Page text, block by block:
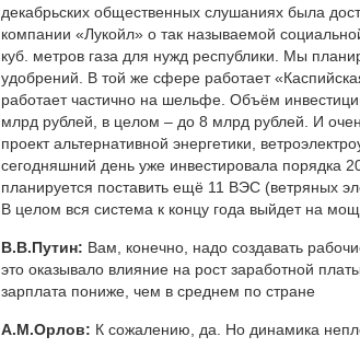
декабрьских общественных слушаниях была
компании «Лукойл» о так называемой
куб. метров газа для нужд республики. Мы
удобрений. В той же сфере работает
работает частично на шельфе. Объём
млрд рублей, в целом – до 8 млрд рублей. И
проект альтернативной энергетики,
сегодняшний день уже инвестировала порядка
планируется поставить ещё 11 ВЭС (ветряных
В целом вся система к концу года выйдет на
В.В.Путин: Вам, конечно, надо создавать
это оказывало влияние на рост заработной
зарплата пониже, чем в среднем по стране
А.М.Орлов: К сожалению, да. Но динамика